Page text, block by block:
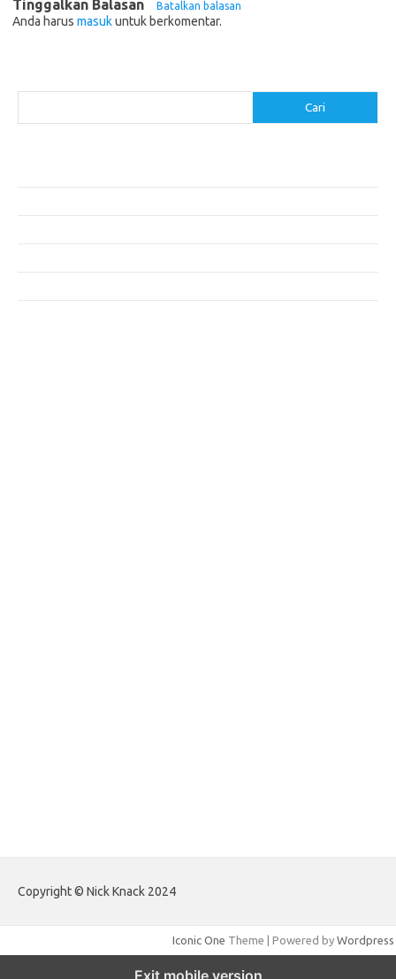
Tinggalkan Balasan Batalkan balasan
Anda harus masukuntuk berkomentar.
Cari
Copyright © Nick Knack 2024
Iconic One Theme | Powered by Wordpress
Exit mobile version